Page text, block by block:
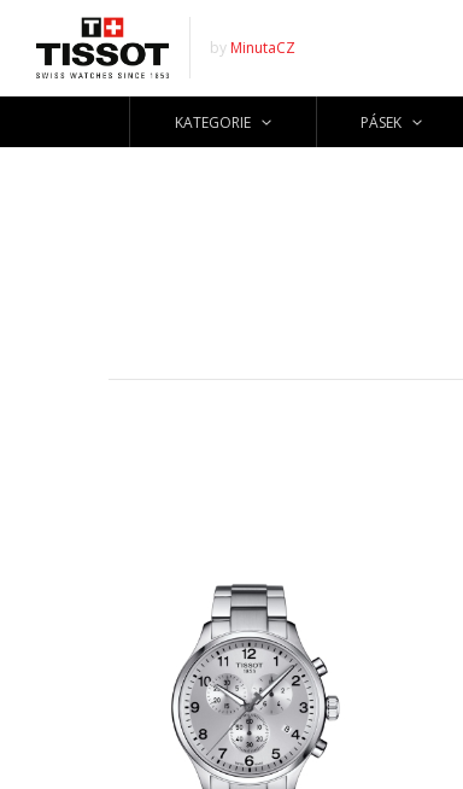
by MinutaCZ
KATEGORIE PÁSEK